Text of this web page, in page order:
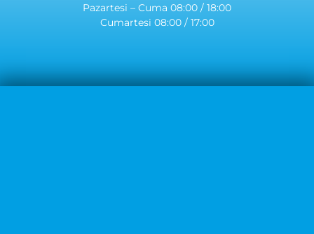
Pazartesi – Cuma 08:00 / 18:00
Cumartesi 08:00 / 17:00